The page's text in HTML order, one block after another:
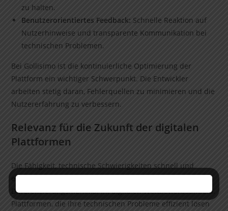
zu halten.
Benutzerorientiertes Feedback: Schnelle Reaktion auf
Nutzerhinweise und transparente Kommunikation bei
technischen Problemen.
Bei Gollisimo ist die kontinuierliche Optimierung der
Plattform ein wichtiger Schwerpunkt. Die Entwickler
arbeiten stetig daran, Fehlerquellen zu minimieren und die
Nutzererfahrung zu verbessern.
Relevanz für die Zukunft der digitalen
Plattformen
Die Fähigkeit, technische Schwierigkeiten schnell und
effektiv zu beheben, wird zunehmend zu einem
Differenzierungsmerkmal im digitalen Wettbewerbsumfeld.
Plattformen, die ihre technischen Probleme effizient lösen